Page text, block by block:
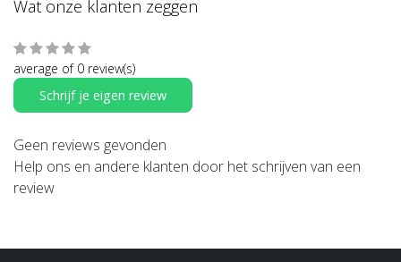
Wat onze klanten zeggen
average of 0 review(s)
Schrijf je eigen review
Geen reviews gevonden
Help ons en andere klanten door het schrijven van een
review